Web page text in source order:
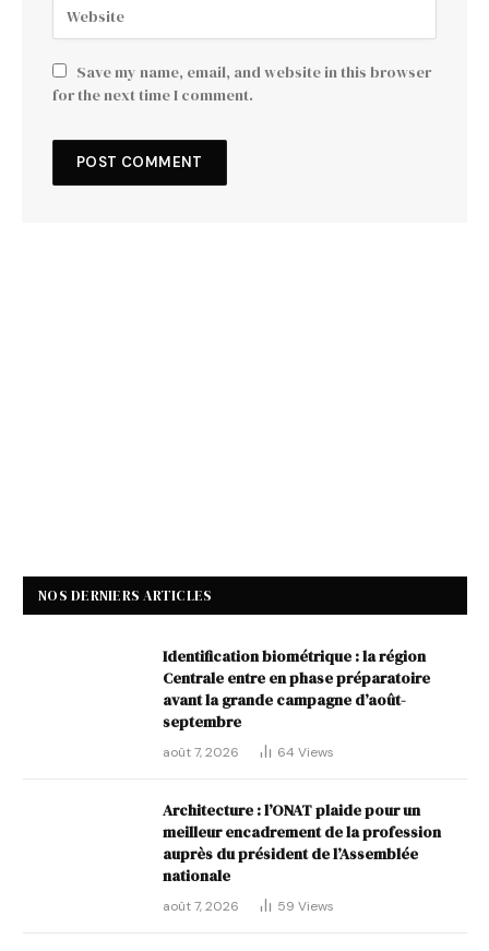
Save my name, email, and website in this browser
for the next time I comment.
NOS DERNIERS ARTICLES
Identification biométrique : la région
Centrale entre en phase préparatoire
avant la grande campagne d’août-
septembre
août 7, 2026 64 Views
Architecture : l’ONAT plaide pour un
meilleur encadrement de la profession
auprès du président de l’Assemblée
nationale
août 7, 2026 59 Views